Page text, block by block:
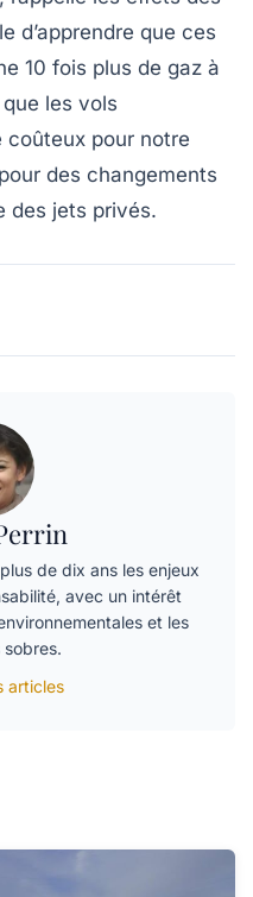
d’apprendre que ces
10 fois plus de gaz à
les vols
coûteux pour notre
des changements
des jets privés.
de dix ans les enjeux
avec un intérêt
et les
sobres.
articles